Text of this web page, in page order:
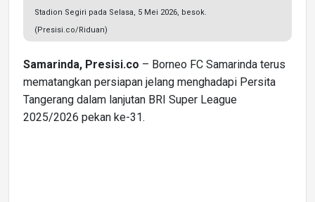
Stadion Segiri pada Selasa, 5 Mei 2026, besok.
(Presisi.co/Riduan)
Samarinda, Presisi.co – Borneo FC Samarinda terus
mematangkan persiapan jelang menghadapi Persita
Tangerang dalam lanjutan BRI Super League
2025/2026 pekan ke-31.